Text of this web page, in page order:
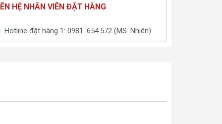
HỆ NHÂN VIÊN ĐẶT HÀNG
Hotline đặt hàng 1: 0981. 654.572 (MS. Nhiên)